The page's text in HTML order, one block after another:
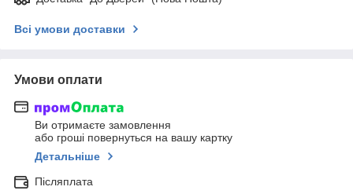
Всі умови доставки
Умови оплати
Ви отримаєте замовлення
або гроші повернуться на вашу картку
Детальніше
Післяплата